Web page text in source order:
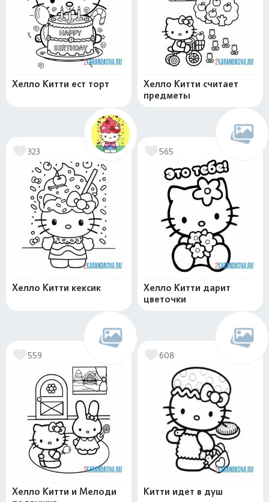
Хелло Китти ест торт
Хелло Китти считает
предметы
323
Хелло Китти кексик
565
Хелло Китти дарит
цветочки
559
Хелло Китти и Мелоди
608
Китти идет в душ